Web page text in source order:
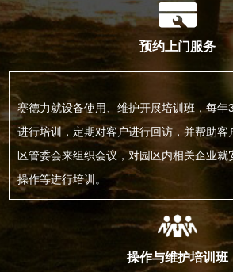
预约上门服务
赛德力就设备使用、维护开展培训班，每年
进行培训，定期对客户进行回访，并帮助客
区管委会来组织会议，对园区内相关企业
操作等进行培训。
操作与维护培训班